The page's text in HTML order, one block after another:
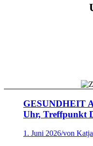
GESUNDHEIT
Uhr, Treffpunkt
1. Juni 2026/von